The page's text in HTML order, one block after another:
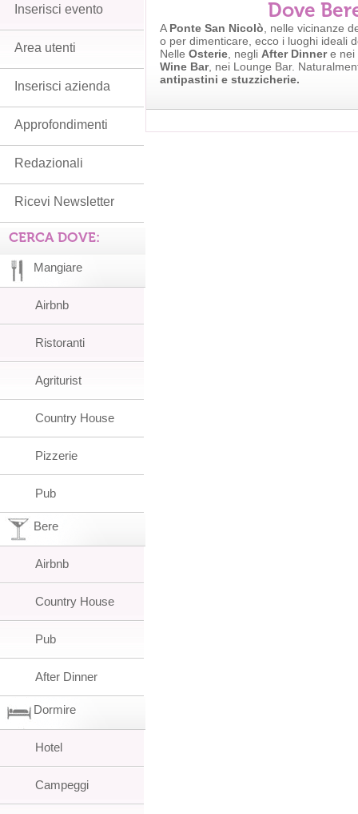
Dove
A Ponte San Nicolò , nelle vicinanze
o per dimenticare, ecco i luoghi ideali
Nelle Osterie , negli After Dinnere nei
Wine Bar, nei Lounge Bar.
antipastini e stuzzicherie.
Inserisci evento
Area utenti
Inserisci azienda
Approfondimenti
Redazionali
Ricevi Newsletter
CERCA DOVE:
Mangiare
Airbnb
Ristoranti
Agriturist
Country House
Pizzerie
Pub
Bere
Airbnb
Country House
Pub
After Dinner
Dormire
Hotel
Campeggi